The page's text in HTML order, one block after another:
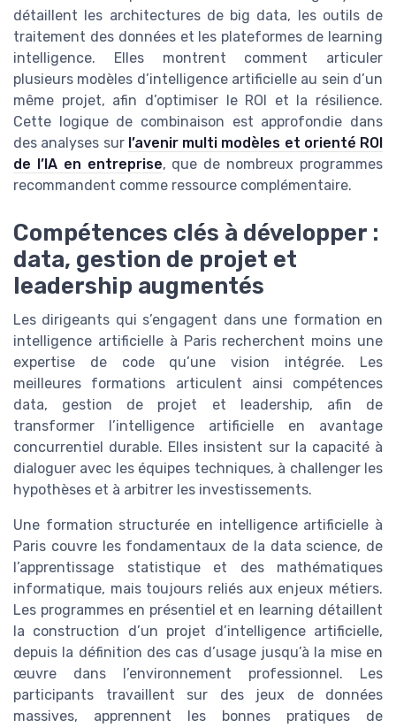
détaillent les architectures de big data, les outils de
traitement des données et les plateformes de learning
intelligence. Elles montrent comment articuler
plusieurs modèles d’intelligence artificielle au sein d’un
même projet, afin d’optimiser le ROI et la résilience.
Cette logique de combinaison est approfondie dans
des analyses sur l’avenir multi modèles et orienté ROI
de l’IA en entreprise, que de nombreux programmes
recommandent comme ressource complémentaire.
Compétences clés à développer :
data, gestion de projet et
leadership augmentés
Les dirigeants qui s’engagent dans une formation en
intelligence artificielle à Paris recherchent moins une
expertise de code qu’une vision intégrée. Les
meilleures formations articulent ainsi compétences
data, gestion de projet et leadership, afin de
transformer l’intelligence artificielle en avantage
concurrentiel durable. Elles insistent sur la capacité à
dialoguer avec les équipes techniques, à challenger les
hypothèses et à arbitrer les investissements.
Une formation structurée en intelligence artificielle à
Paris couvre les fondamentaux de la data science, de
l’apprentissage statistique et des mathématiques
informatique, mais toujours reliés aux enjeux métiers.
Les programmes en présentiel et en learning détaillent
la construction d’un projet d’intelligence artificielle,
depuis la définition des cas d’usage jusqu’à la mise en
œuvre dans l’environnement professionnel. Les
participants travaillent sur des jeux de données
massives, apprennent les bonnes pratiques de